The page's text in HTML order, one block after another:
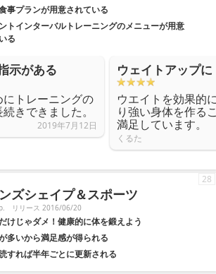
事プランが用意されている
トインターバルトレーニングのメニューが用意
る
示がある
トレーニングの
きできました。
2019年7月12日
ウェイトアップに
ウエイトを効果的
り強い身体を作る
満足しています。
くるた
ズシェイプ＆スポーツ
リリース 2016/06/20
けじゃダメ！健康的に体を鍛えよう
多いから満足感が得られる
すれば半年ごとに更新される
28